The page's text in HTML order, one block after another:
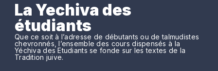
La Yechiva des
étudiants
Que ce soit à l’adresse de débutants ou de talmudistes
chevronnés, l’ensemble des cours dispensés à la
Yéchiva des Etudiants se fonde sur les textes de la
Tradition juive.